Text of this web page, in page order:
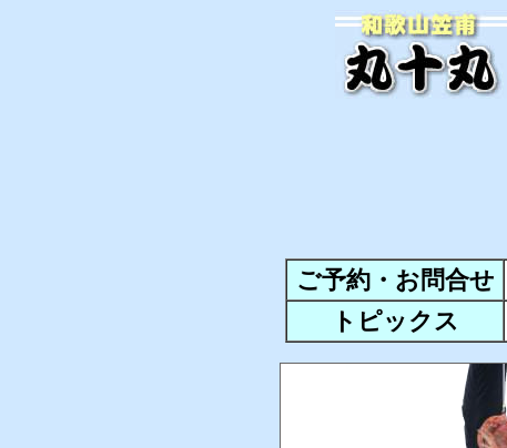
ご予約・お問合せ
トピックス